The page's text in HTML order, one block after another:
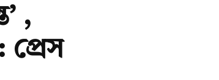
,
প্রেস